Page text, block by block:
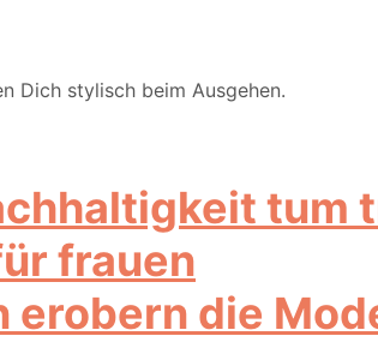
Dich stylisch beim Ausgehen.
erobern die